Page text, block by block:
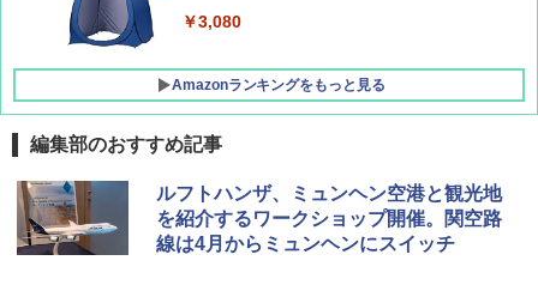
ATCW-150B エクルベージュ
￥3,080
Amazonランキングをもっと見る
編集部のおすすめ記事
ルフトハンザ、ミュンヘン空港と観光地
を紹介するワークショップ開催。関空路
線は4月からミュンヘンにスイッチ